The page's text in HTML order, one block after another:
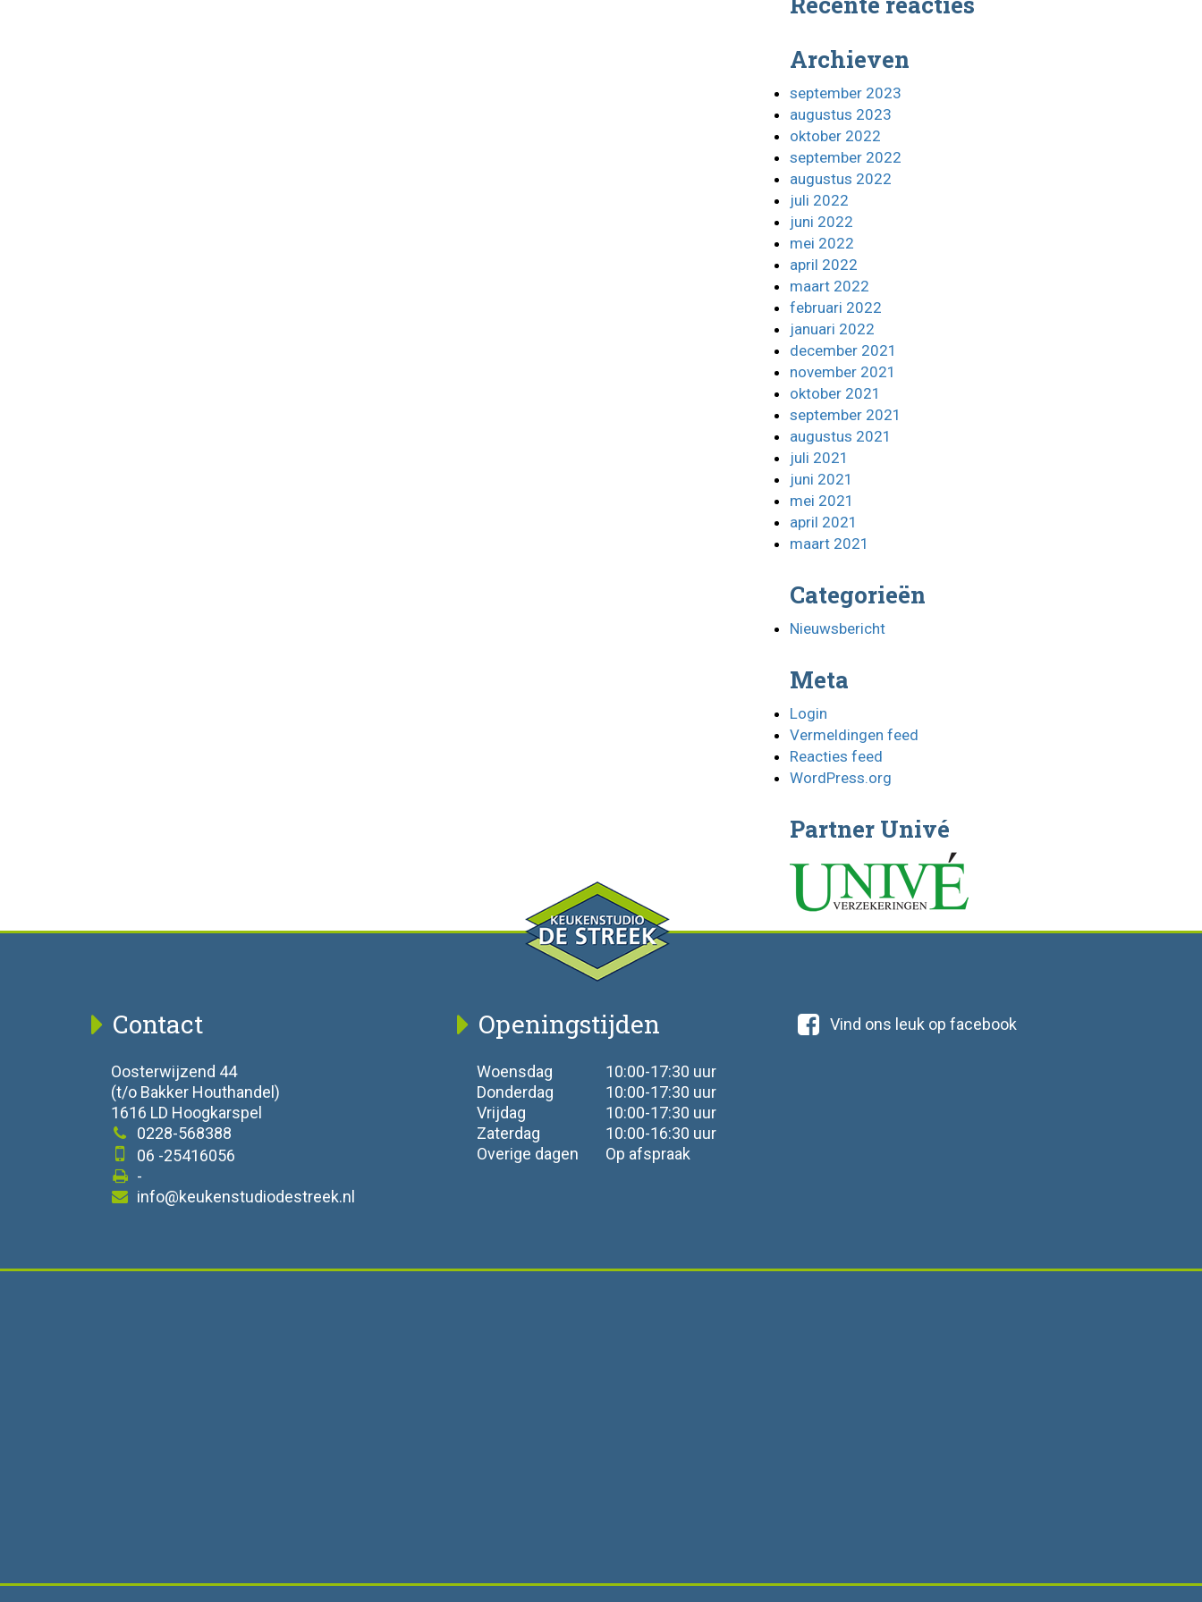
Archieven
september 2023
augustus 2023
oktober 2022
september 2022
augustus 2022
juli 2022
juni 2022
mei 2022
april 2022
maart 2022
februari 2022
januari 2022
december 2021
november 2021
oktober 2021
september 2021
augustus 2021
juli 2021
juni 2021
mei 2021
april 2021
maart 2021
Categorieën
Nieuwsbericht
Meta
Login
Vermeldingen feed
Reacties feed
WordPress.org
Partner Univé
Contact
Oosterwijzend 44
(t/o Bakker Houthandel)
1616 LD Hoogkarspel
0228-568388
06 -25416056
-
info@keukenstudiodestreek.nl
Openingstijden
Woensdag
10:00-17:30 uur
Donderdag
10:00-17:30 uur
Vrijdag
10:00-17:30 uur
Zaterdag
10:00-16:30 uur
Overige dagen
Op afspraak
Vind ons leuk op facebook